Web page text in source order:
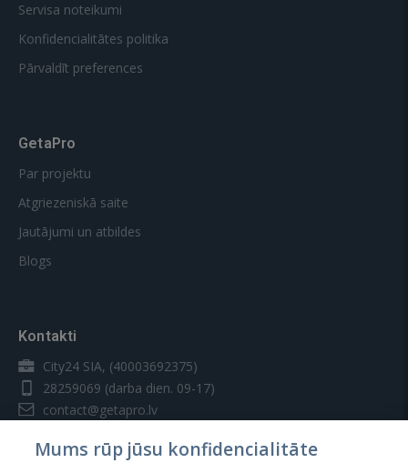
Servisa noteikumi
Konfidencialitātes politika
Pārvaldīt preferences
GetaPro
Par projektu
Atgriezeniskā saite
Jautājumi un atbildes
Blogs
Kontakti
City24 SIA, (40003692375)
28259069 (darba dien. 09-17)
contact@getapro.lv
Mums rūp jūsu konfidencialitāte